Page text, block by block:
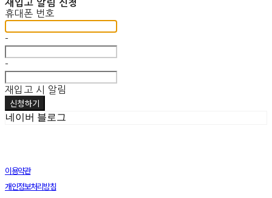
재입고 알림 신청
휴대폰 번호
-
-
재입고 시 알림
신청하기
네이버 블로그
이용약관
개인정보처리방침